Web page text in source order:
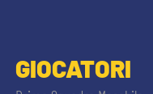
GIOCATORI